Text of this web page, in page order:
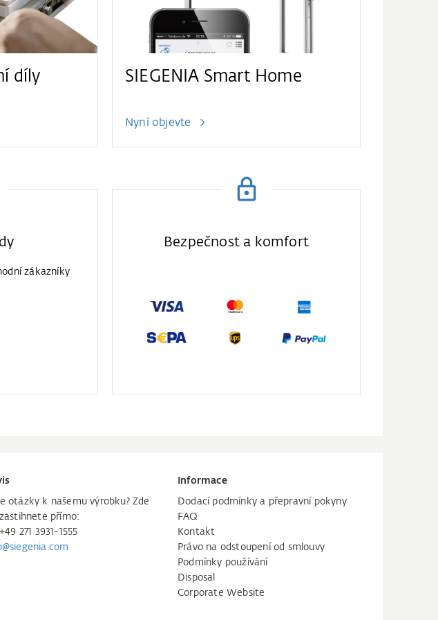
díly
SIEGENIA Smart Home
Nyní objevte
zákazníky
Bezpečnost a komfort
otázky k našemu výrobku? Zde
přímo:
+49 271 3931-1555
Informace
Dodací podmínky a přepravní pokyny
FAQ
Kontakt
Právo na odstoupení od smlouvy
Podmínky používání
Disposal
Corporate Website